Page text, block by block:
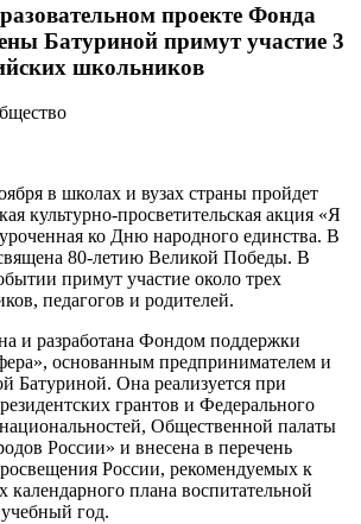
проекте Фонда
Батуриной примут участие 3
школьников
в школах и вузах страны пройдет
культурно-просветительская акция «Я
ко Дню народного единства. В
80-летию Великой Победы. В
примут участие около трех
педагогов и родителей.
и разработана Фондом поддержки
основанным предпринимателем и
Батуриной. Она реализуется при
грантов и Федерального
Общественной палаты
России» и внесена в перечень
России, рекомендуемых к
календарного плана воспитательной
год.